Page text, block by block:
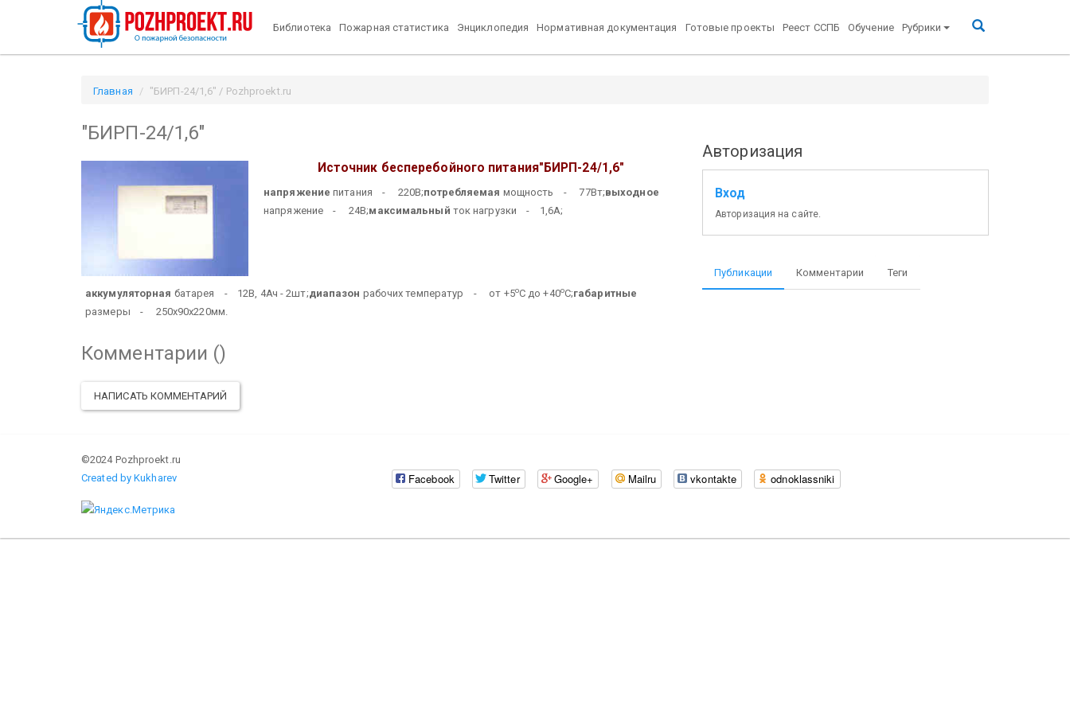
Библиотека Пожарная статистика Энциклопедия Нормативная документация Готовые проекты Реест ССПБ Обучение Рубрики
Главная "БИРП-24/1,6" / Pozhproekt.ru
"БИРП-24/1,6"
Источник бесперебойного питания"БИРП-24/1,6"
напряжение питания - 220В;потребляемая мощность - 77Вт;выходное
напряжение - 24В;максимальный ток нагрузки - 1,6А;
аккумуляторная батарея - 12В, 4Ач - 2шт;диапазон рабочих температур - от +5оС до +40оС;габаритные
размеры - 250х90х220мм.
Комментарии ()
НАПИСАТЬ КОММЕНТАРИЙ
Авторизация
Вход
Авторизация на сайте.
Публикации Комментарии Теги
©2024 Pozhproekt.ru
Created by Kukharev
Facebook Twitter Google+ Mailru vkontakte odnoklassniki